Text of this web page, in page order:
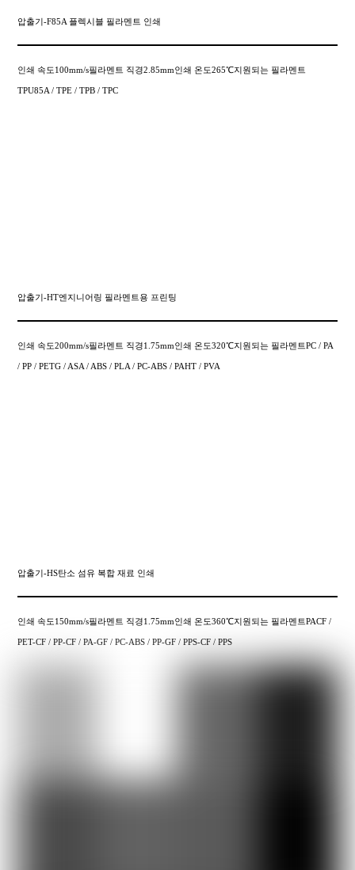
압출기-F85A 플렉시블 필라멘트 인쇄
인쇄 속도100mm/s필라멘트 직경2.85mm인쇄 온도265℃지원되는 필라멘트
TPU85A / TPE / TPB / TPC
압출기-HT엔지니어링 필라멘트용 프린팅
인쇄 속도200mm/s필라멘트 직경1.75mm인쇄 온도320℃지원되는 필라멘트PC / PA
/ PP / PETG / ASA / ABS / PLA / PC-ABS / PAHT / PVA
압출기-HS탄소 섬유 복합 재료 인쇄
인쇄 속도150mm/s필라멘트 직경1.75mm인쇄 온도360℃지원되는 필라멘트PACF /
PET-CF / PP-CF / PA-GF / PC-ABS / PP-GF / PPS-CF / PPS